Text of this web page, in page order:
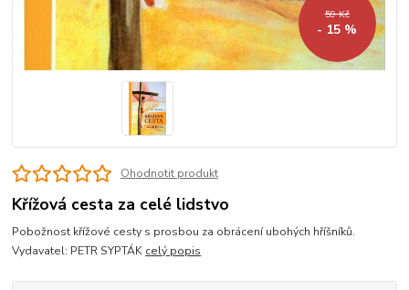
59 Kč
- 15 %
Ohodnotit produkt
Křížová cesta za celé lidstvo
Pobožnost křížové cesty s prosbou za obrácení ubohých hříšníků.
Vydavatel: PETR SYPTÁK celý popis